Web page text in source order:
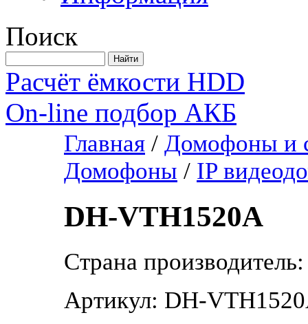
Поиск
Расчёт ёмкости HDD
On-line подбор АКБ
Главная / Домофоны и
Домофоны / IP
DH-VTH1520A
Страна
Артикул: DH-